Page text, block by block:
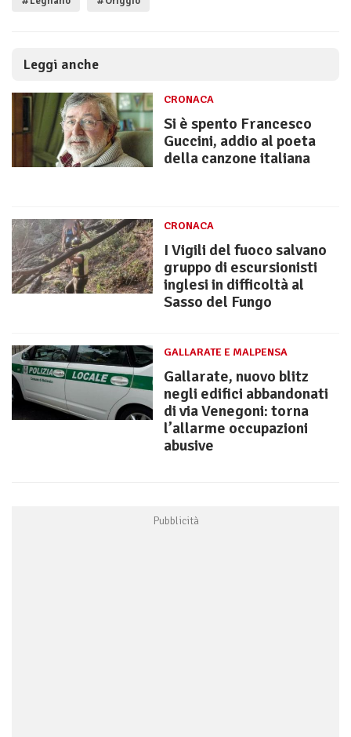
Leggi anche
CRONACA
Si è spento Francesco
Guccini, addio al poeta
della canzone italiana
CRONACA
I Vigili del fuoco salvano
gruppo di escursionisti
inglesi in difficoltà al
Sasso del Fungo
GALLARATE E MALPENSA
Gallarate, nuovo blitz
negli edifici abbandonati
di via Venegoni: torna
l’allarme occupazioni
abusive